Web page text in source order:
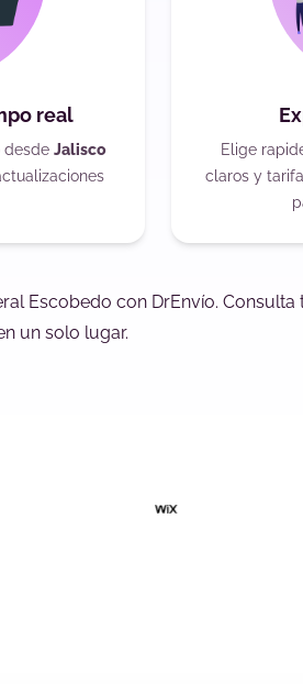
real
desdeJalisco
Elige
claros y
Escobedo con DrEnvío.
un solo lugar.